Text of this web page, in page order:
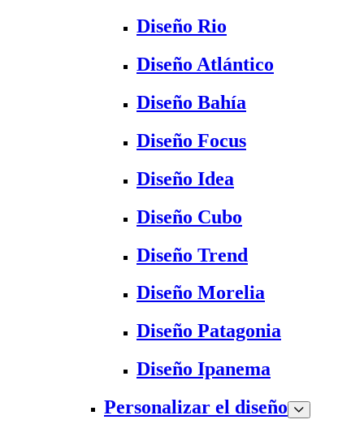
Diseño Rio
Diseño Atlántico
Diseño Bahía
Diseño Focus
Diseño Idea
Diseño Cubo
Diseño Trend
Diseño Morelia
Diseño Patagonia
Diseño Ipanema
Personalizar el diseño